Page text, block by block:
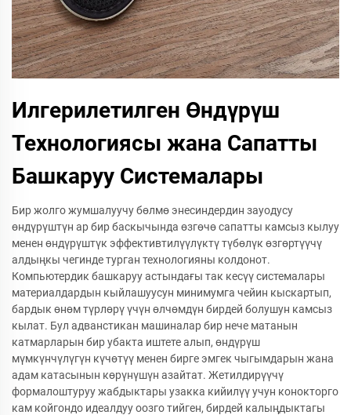
Илгерилетилген Өндүрүш
Технологиясы жана Сапатты
Башкаруу Системалары
Бир жолго жумшалуучу бөлмө энесиндердин зауодусу
өндүрүштүн ар бир баскычында өзгөчө сапатты камсыз кылуу
менен өндүрүштүк эффективтилүүлүктү түбөлүк өзгөртүүчү
алдыңкы чегинде турган технологияны колдонот.
Компьютердик башкаруу астындағы так кесүү системалары
материалдардын кыйлашуусун минимумга чейин кыскартып,
бардык өнөм түрлөрү үчүн өлчөмдүн бирдей болушун камсыз
кылат. Бул адванстикан машиналар бир нече матанын
катмарларын бир убакта иштете алып, өндүрүш
мүмкүнчүлүгүн күчөтүү менен бирге эмгек чыгымдарын жана
адам катасынын көрүнүшүн азайтат. Жетилдирүүчү
формалоштуруу жабдыктары узакка кийилүү учун конокторго
кам койгондо идеалдуу оозго тийген, бирдей калыңдыктагы